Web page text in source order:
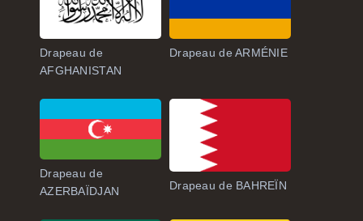
Drapeau de
AFGHANISTAN
Drapeau de ARMÉNIE
Drapeau de
AZERBAÏDJAN
Drapeau de BAHREÏN